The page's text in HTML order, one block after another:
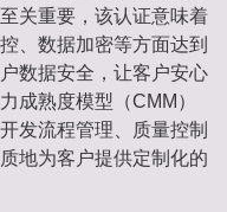
关重要，该认证意味着
、数据加密等方面达到
数据安全，让客户安心
成熟度模型（CMM）
发流程管理、质量控制
地为客户提供定制化的